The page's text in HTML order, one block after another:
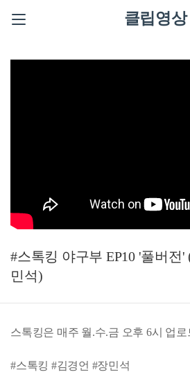
클립영상
#스톡킹 야구부 EP10 '풀버전
민석)
스톡킹은 매주 월.수.금 오후 6시 업
#스톡킹 #김경언 #장민석